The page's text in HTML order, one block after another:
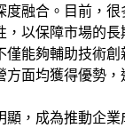
融合。目前，
以保障市場的長
僅能夠輔助技術
面均獲得優勢
，成為推動企